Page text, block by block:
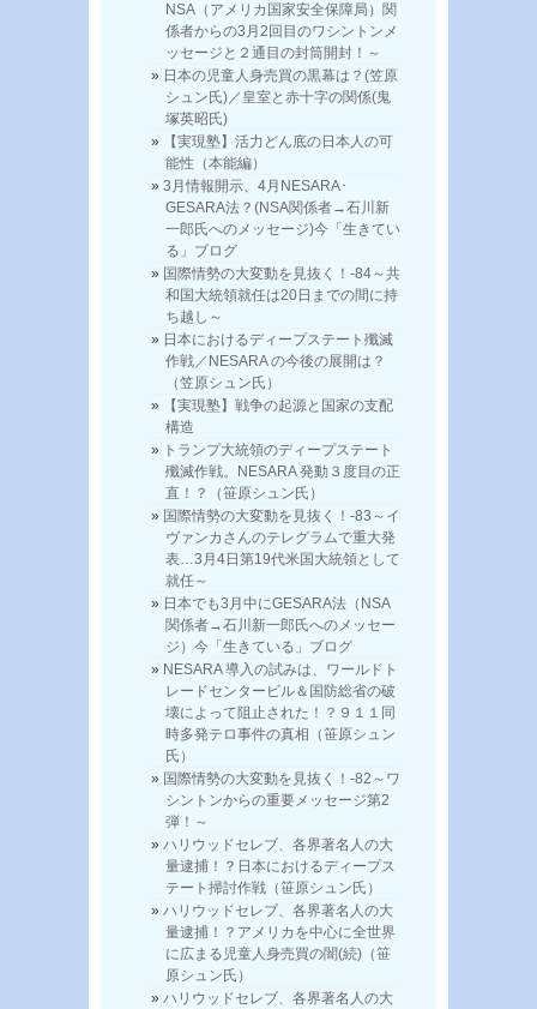
NSA（アメリカ国家安全保障局）関
係者からの3月2回目のワシントンメ
ッセージと２通目の封筒開封！～
日本の児童人身売買の黒幕は？(笠原
シュン氏)／皇室と赤十字の関係(鬼
塚英昭氏)
【実現塾】活力どん底の日本人の可
能性（本能編）
3月情報開示、4月NESARA･
GESARA法？(NSA関係者→石川新
一郎氏へのメッセージ)今「生きてい
る」ブログ
国際情勢の大変動を見抜く！-84～共
和国大統領就任は20日までの間に持
ち越し～
日本におけるディープステート殲滅
作戦／NESARA の今後の展開は？
（笠原シュン氏）
【実現塾】戦争の起源と国家の支配
構造
トランプ大統領のディープステート
殲滅作戦。NESARA 発動３度目の正
直！？（笹原シュン氏）
国際情勢の大変動を見抜く！-83～イ
ヴァンカさんのテレグラムで重大発
表…3月4日第19代米国大統領として
就任～
日本でも3月中にGESARA法（NSA
関係者→石川新一郎氏へのメッセー
ジ）今「生きている」ブログ
NESARA 導入の試みは、ワールドト
レードセンタービル＆国防総省の破
壊によって阻止された！？９１１同
時多発テロ事件の真相（笹原シュン
氏）
国際情勢の大変動を見抜く！-82～ワ
シントンからの重要メッセージ第2
弾！～
ハリウッドセレブ、各界著名人の大
量逮捕！？日本におけるディープス
テート掃討作戦（笹原シュン氏）
ハリウッドセレブ、各界著名人の大
量逮捕！？アメリカを中心に全世界
に広まる児童人身売買の闇(続)（笹
原シュン氏）
ハリウッドセレブ、各界著名人の大